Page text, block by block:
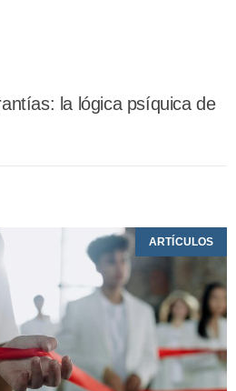
la lógica psíquica de
ARTÍCULOS